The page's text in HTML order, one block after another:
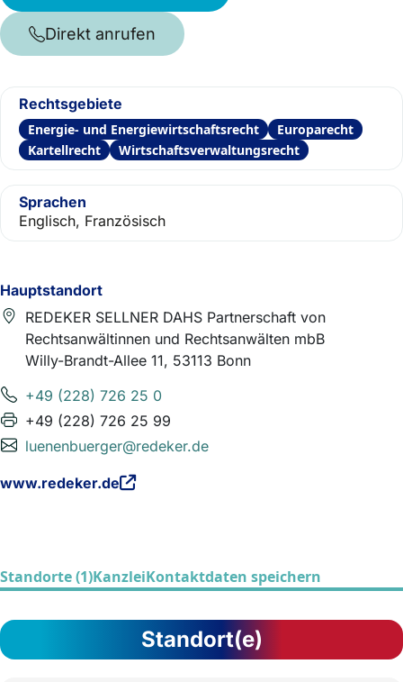
Hauptstandort
REDEKER SELLNER DAHS Partnerschaft von
Rechtsanwältinnen und Rechtsanwälten mbB
Willy-Brandt-Allee 11, 53113 Bonn
+49 (228) 726 25 0
+49 (228) 726 25 99
luenenbuerger@redeker.de
www.redeker.de
Direkt anrufen
Rechtsgebiete
Energie- und Energiewirtschaftsrecht
Europarecht
Kartellrecht
Wirtschaftsverwaltungsrecht
Sprachen
Englisch, Französisch
Standorte (1)KanzleiKontaktdaten speichern
Standort(e)